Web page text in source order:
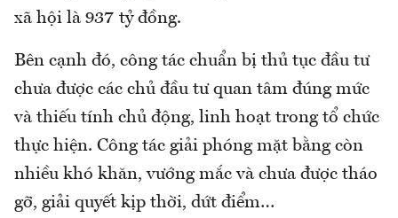
xã hội là 937 tỷ đồng.
Bên cạnh đó, công tác chuẩn bị thủ tục đầu tư
chưa được các chủ đầu tư quan tâm đúng mức
và thiếu tính chủ động, linh hoạt trong tổ chức
thực hiện. Công tác giải phóng mặt bằng còn
nhiều khó khăn, vướng mắc và chưa được tháo
gỡ, giải quyết kịp thời, dứt điểm…